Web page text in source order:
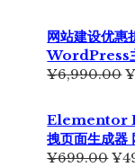
网站建设优惠
WordPress
¥6,990.00
Elementor
拽页面生成器
¥699.00原
¥